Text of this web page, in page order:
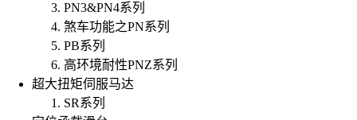
PN3&PN4系列
煞车功能之PN系列
PB系列
高环境耐性PNZ系列
超大扭矩伺服马达
SR系列